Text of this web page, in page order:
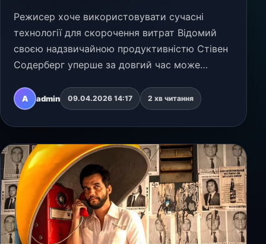
Режисер хоче використовувати сучасні
технології для скорочення витрат Відомий
своєю надзвичайною продуктивністю Стівен
Содерберг уперше за довгий час може
року. І справа не у браку ідей, а в кризі
фінансування оригіналь…
A admin 09.04.2026 14:17 2 хв читання